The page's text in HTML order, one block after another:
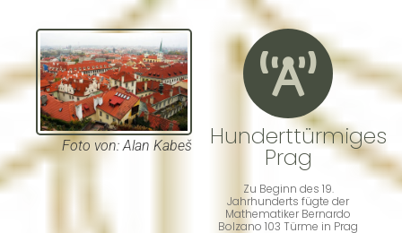
Foto von: Alan Kabeš Hunderttürmiges
Prag
Zu Beginn des 19.
Jahrhunderts fügte der
Mathematiker Bernardo
Bolzano 103 Türme in Prag